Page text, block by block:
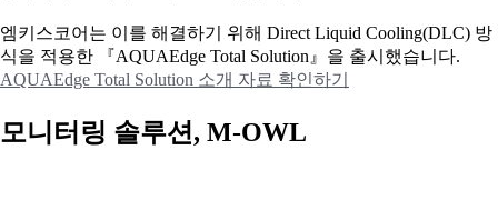
엠키스코어는 이를 해결하기 위해 Direct Liquid Cooling(DLC) 방
식을 적용한 『AQUAEdge Total Solution』을 출시했습니다.
AQUAEdge Total Solution 소개 자료 확인하기
모니터링 솔루션, M-OWL